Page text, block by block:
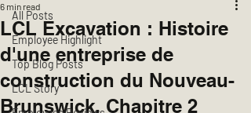
All Posts
Employee Highlight
Top Blog Posts
LCL Story
LCL Excavation : Histoire
d'une entreprise de
construction du Nouveau-
Brunswick. Chapitre 2
6 min read